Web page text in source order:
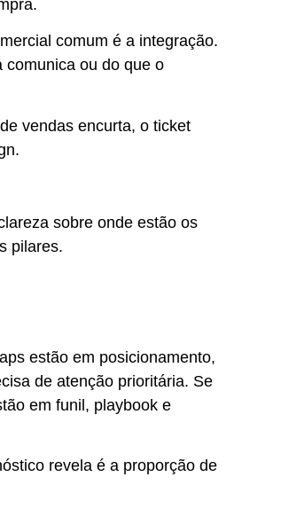
comum é a integração.
comunica ou do que o
vendas encurta, o ticket
sobre onde estão os
pilares.
estão em posicionamento,
de atenção prioritária. Se
em funil, playbook e
revela é a proporção de